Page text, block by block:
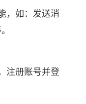
，如：发送消
注册账号并登